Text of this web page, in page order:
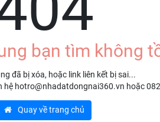
bạn tìm không
đã bị xóa, hoặc link liên kết bị sai...
hệ hotro@nhadatdongnai360.vn hoặc
Quay về trang chủ